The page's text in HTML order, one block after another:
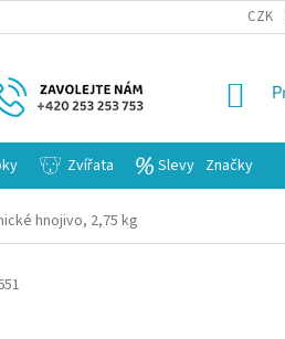
CZK
Zvířata Slevy Značky
hnojivo, 2,75 kg